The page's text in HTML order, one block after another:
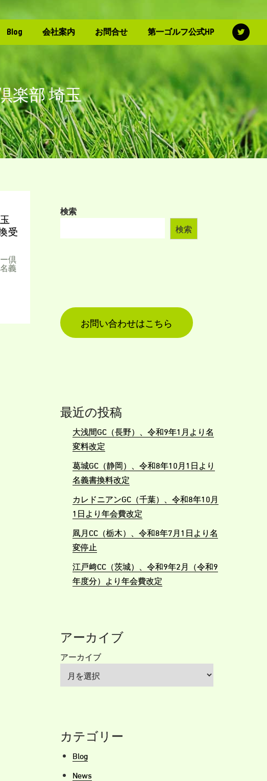
Blog 会社案内 お問合せ 第一ゴルフ公式HP
楽部 埼玉
受
倶
義
検索
検索
お問い合わせはこちら
最近の投稿
大浅間GC（長野）、令和9年1月より名
変料改定
葛城GC（静岡）、令和8年10月1日より
名義書換料改定
カレドニアンGC（千葉）、令和8年10月
1日より年会費改定
凮月CC（栃木）、令和8年7月1日より名
変停止
江戸﨑CC（茨城）、令和9年2月（令和9
年度分）より年会費改定
アーカイブ
アーカイブ
カテゴリー
Blog
News